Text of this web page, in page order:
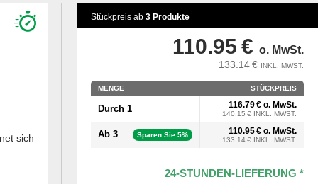
sich
Stückpreis ab 3 Produkte
MENGE STÜCKPREIS
Durch 1 116.79 € o. MwSt.
140.15 € INKL. MWST.
Ab 3 Sparen Sie 5% 110.95 € o. MwSt.
133.14 € INKL. MWST.
24-STUNDEN-LIEFERUNG *
110.95 € o. MwSt.
133.14 € INKL. MWST.